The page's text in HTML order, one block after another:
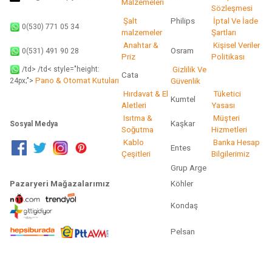
Malzemeleri
Sözleşmesi
0(530) 771 05 34
Şalt
malzemeler
Philips
İptal Ve İade
Şartları
0(531) 491 90 28
Anahtar &
Priz
Osram
Kişisel Veriler
Politikası
/td> /td< style="height:
24px;"> Pano & Otomat Kutuları
Cata
Gizlilik Ve
Güvenlik
Hırdavat & El
Aletleri
Kumtel
Tüketici
Yasası
Sosyal Medya
Isıtma &
Soğutma
Kaşkar
Müşteri
Hizmetleri
Kablo
Çeşitleri
Entes
Banka Hesap
Bilgilerimiz
Grup Arge
Pazaryeri Mağazalarımız
Köhler
Kondaş
Pelsan